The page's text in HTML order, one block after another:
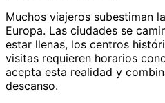
Muchos viajeros subestiman
Europa. Las ciudades se
estar llenas, los centros
visitas requieren horarios
acepta esta realidad y
descanso.